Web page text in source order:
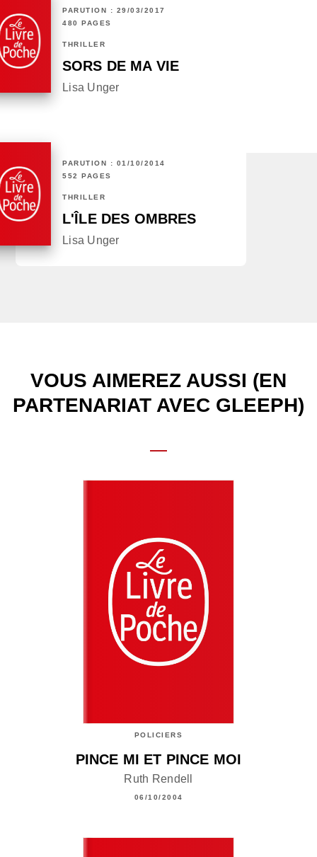
PARUTION : 29/03/2017
480 PAGES
THRILLER
SORS DE MA VIE
Lisa Unger
PARUTION : 01/10/2014
552 PAGES
THRILLER
L'ÎLE DES OMBRES
Lisa Unger
VOUS AIMEREZ AUSSI (EN
PARTENARIAT AVEC GLEEPH)
POLICIERS
PINCE MI ET PINCE MOI
Ruth Rendell
06/10/2004